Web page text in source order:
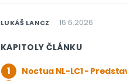
LUKÁŠ LANCZ 16.6.2026
KAPITOLY ČLÁNKU
1 Noctua NL-LC1 -